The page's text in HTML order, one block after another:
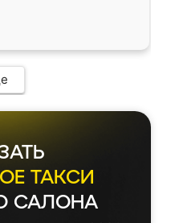
объяснил
в срок, с
свое место без
осталась
так, как и ожидала.
ТАКСИ
САЛОНА